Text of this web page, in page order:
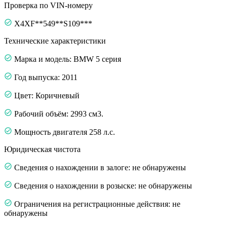
Проверка по VIN-номеру
X4XF**549**S109***
Технические характеристики
Марка и модель: BMW 5 серия
Год выпуска: 2011
Цвет: Коричневый
Рабочий объём: 2993 см3.
Мощность двигателя 258 л.с.
Юридическая чистота
Сведения о нахождении в залоге: не обнаружены
Сведения о нахождении в розыске: не обнаружены
Ограничения на регистрационные действия: не
обнаружены